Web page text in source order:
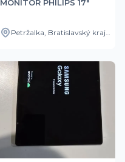
MONITOR PHILIPS 17"